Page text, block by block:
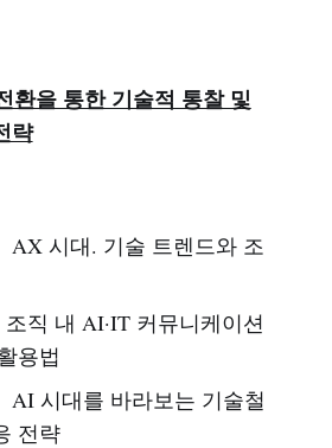
환을 통한 기술적 통찰 및
략
AX 시대. 기술 트렌드와 조
직 내 AI·IT 커뮤니케이션
용법
AI 시대를 바라보는 기술철
전략